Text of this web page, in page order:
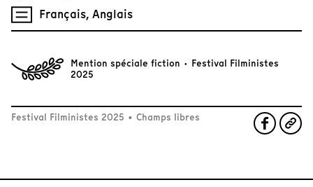
Français, Anglais
Mention spéciale fiction · Festival Filministes
2025
Festival Filministes 2025 • Champs libres